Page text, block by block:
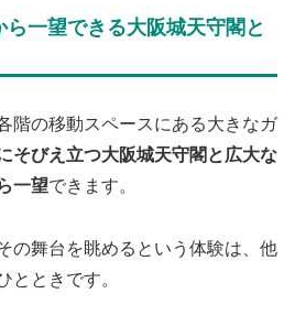
ら一望できる大阪城天守閣と
階の移動スペースにある大きなガ
そびえ立つ大阪城天守閣と広大な
一望できます。
の舞台を眺めるという体験は、他
とときです。